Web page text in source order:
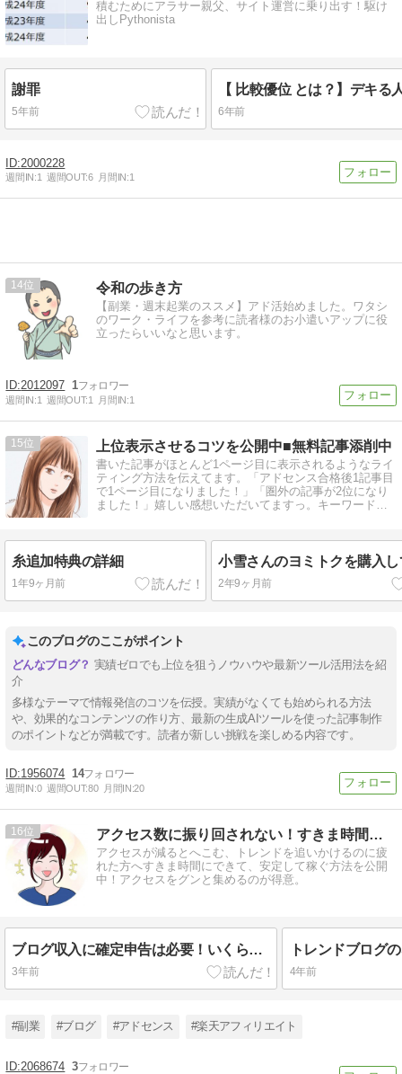
積むためにアラサー親父、サイト運営に乗り出す！駆け
出しPythonista
謝罪
5年前 6年前
2000228
週間IN:1 週間OUT:6 月間IN:1
14 令和の歩き方
【副業・週末起業のススメ】アド活始めました。ワタシ
のワーク・ライフを参考に読者様のお小遣いアップに役
立ったらいいなと思います。
2012097 1
週間IN:1 週間OUT:1 月間IN:1
15 上位表示させるコツを公開中■無料記事添削中
書いた記事がほとんど1ページ目に表示されるようなライ
ティング方法を伝えてます。「アドセンス合格後1記事目
で1ページ目になりました！」「圏外の記事が2位になり
ました！」嬉しい感想いただいてますっ。キーワード選
糸追加特典の詳細
1年9ヶ月前
小雪さんのヨミトクを購入
2年9ヶ月前
このブログのここがポイント
実績ゼロでも上位を狙うノウハウや最新ツール活用法を紹
介
多様なテーマで情報発信のコツを伝授。実績がなくても始められる方法
や、効果的なコンテンツの作り方、最新の生成AIツールを使った記事制作
のポイントなどが満載です。読者が新しい挑戦を楽しめる内容です。
1956074 14
週間IN:0 週間OUT:80 月間IN:20
16 アクセス数に振り回されない！すきま時間に安定して稼ぐ
アクセスが減るとへこむ、トレンドを追いかけるのに疲
れた方へすきま時間にできて、安定して稼ぐ方法を公開
中！アクセスをグンと集めるのが得意。
ブログ収入に確定申告は必要！いくらから？計算方法を紹介します！
3年前 4年前
#副業 #ブログ #アドセンス #楽天アフィリエイト
2068674 3